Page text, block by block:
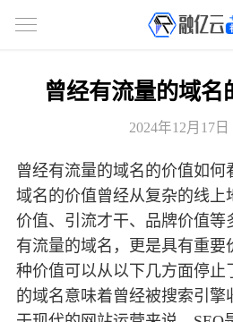
曾经有流量的域名
2024年12月17日
曾经有流量的域名的价值如何
域名的价值曾经从复杂的线上
价值、引流才干、品牌价值等
有流量的域名，更是具有重要
种价值可以从以下几方面停止
的域名意味着曾经被搜索引擎